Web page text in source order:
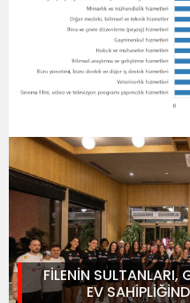
FİLENİN SULTANLARI,
EV